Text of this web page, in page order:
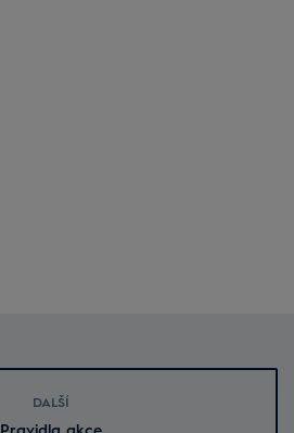
DALŠÍ
Pravidla akce